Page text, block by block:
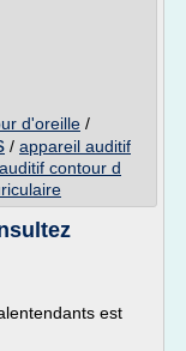
d'oreille /
/ appareil auditif
contour d
est